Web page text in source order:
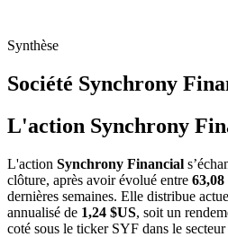
Synthèse
Société Synchrony
L'action Synchrony
L'action Synchrony Financial
clôture, après avoir évolué entre 63,08
dernières semaines. Elle distribue
annualisé de 1,24 $US, soit un
coté sous le ticker SYF dans le secteur